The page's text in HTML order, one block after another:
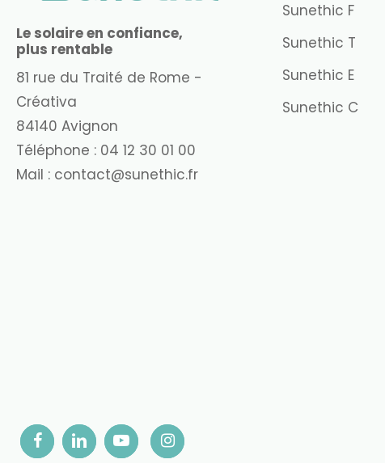
Pour offrir les meilleures expériences, nous utilisons
permettra de traiter des données telles que le
Le solaire en confiance,
plus rentable
81 rue du Traité de Rome -
Créativa
84140 Avignon
Téléphone : 04 12 30 01 00
Mail : contact@sunethic.fr
Sunethic F
Sunethic T
Sunethic E
Sunethic C